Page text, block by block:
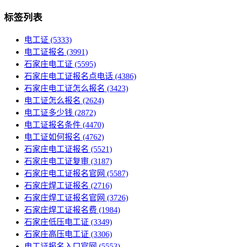
标签列表
电工证 (5333)
电工证报名 (3991)
石家庄电工证 (5595)
石家庄电工证报名点电话 (4386)
石家庄电工证怎么报名 (3423)
电工证怎么报名 (2624)
电工证多少钱 (2872)
电工证报名条件 (4470)
电工证如何报名 (4762)
石家庄电工证报名 (5521)
石家庄电工证复审 (3187)
石家庄电工证报名官网 (5587)
石家庄焊工证报名 (2716)
石家庄焊工证报名官网 (3726)
石家庄焊工证报名费 (1984)
石家庄低压电工证 (3349)
石家庄高压电工证 (3306)